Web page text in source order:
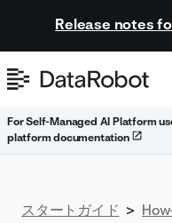
Release notes
For Self-Managed AI Platform
platform documentation
スタートガイド >